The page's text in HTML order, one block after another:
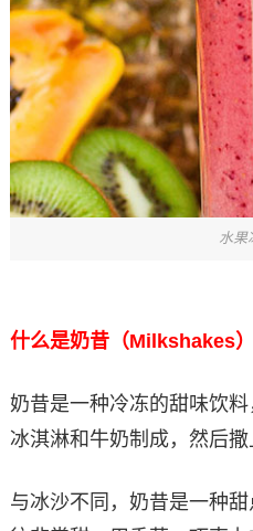
水果
什么是奶昔（Milkshakes）
奶昔是一种冷冻的甜味饮
冰淇淋和牛奶制成，然后撒
与冰沙不同，奶昔是一种